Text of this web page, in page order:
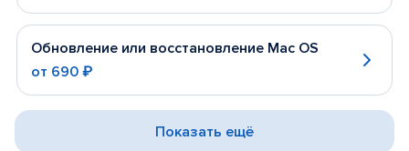
Обновление или восстановление Mac OS
от 690 ₽
Показать ещё